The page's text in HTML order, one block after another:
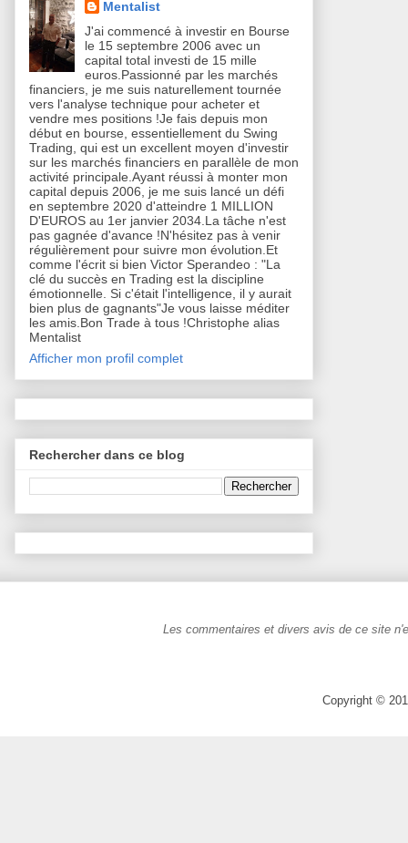
Mentalist
J'ai commencé à investir en Bourse
le 15 septembre 2006 avec un
capital total investi de 15 mille
euros.Passionné par les marchés
financiers, je me suis naturellement tournée
vers l'analyse technique pour acheter et
vendre mes positions !Je fais depuis mon
début en bourse, essentiellement du Swing
Trading, qui est un excellent moyen d'investir
sur les marchés financiers en parallèle de mon
activité principale.Ayant réussi à monter mon
capital depuis 2006, je me suis lancé un défi
en septembre 2020 d'atteindre 1 MILLION
D'EUROS au 1er janvier 2034.La tâche n'est
pas gagnée d'avance !N'hésitez pas à venir
régulièrement pour suivre mon évolution.Et
comme l'écrit si bien Victor Sperandeo : "La
clé du succès en Trading est la discipline
émotionnelle. Si c'était l'intelligence, il y aurait
bien plus de gagnants"Je vous laisse méditer
les amis.Bon Trade à tous !Christophe alias
Mentalist
Afficher mon profil complet
Rechercher dans ce blog
Les commentaires et divers avis de ce site
Copyright ©